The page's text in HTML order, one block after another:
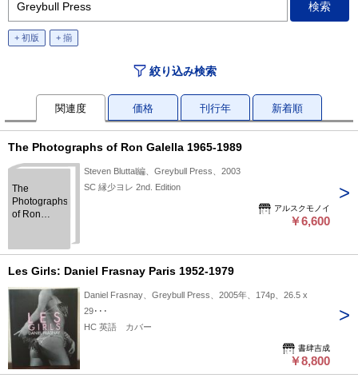
+ 初版 + 揃
絞り込み検索
関連度 価格 刊行年 新着順
The Photographs of Ron Galella 1965-1989
The
Photographs
of Ron
Steven Bluttal編、Greybull Press、2003
SC 縁少ヨレ 2nd. Edition
アルスクモノイ
￥6,600
Les Girls: Daniel Frasnay Paris 1952-1979
Daniel Frasnay、Greybull Press、2005年、174p、26.5 x
29･･･
HC 英語 カバー
書肆吉成
￥8,800